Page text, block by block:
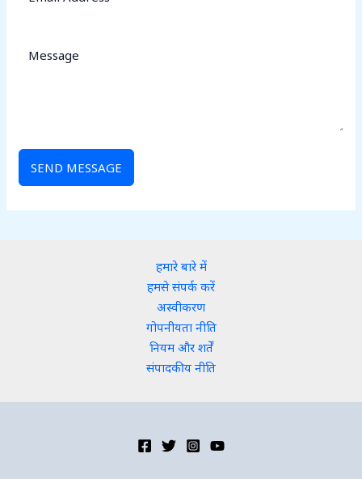
SEND MESSAGE
हमारे बारे में
हमसे संपर्क करें
अस्वीकरण
गोपनीयता नीति
नियम और शर्तें
संपादकीय नीति